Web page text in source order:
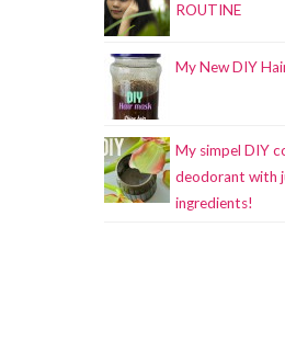
ROUTINE
My New DIY
My simpel DIY
deodorant with
ingredients!